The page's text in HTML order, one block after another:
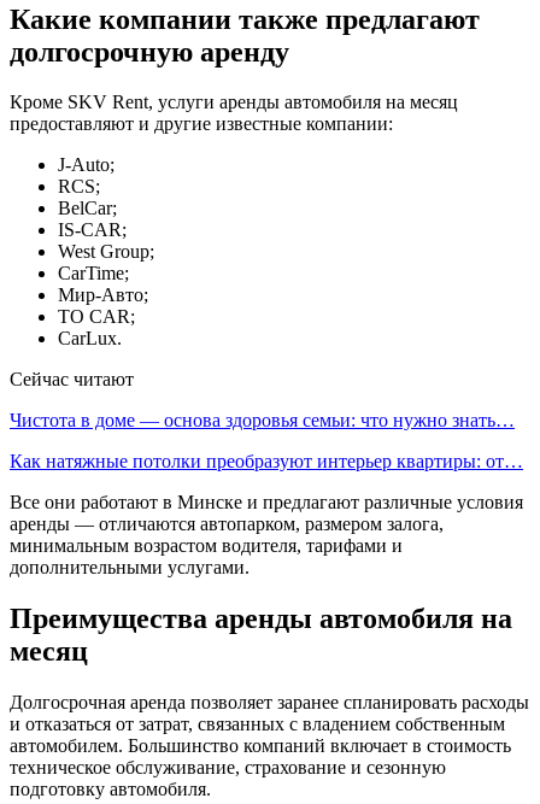
Какие компании также предлагают
долгосрочную аренду
Кроме SKV Rent, услуги аренды автомобиля на месяц
предоставляют и другие известные компании:
J-Auto;
RCS;
BelCar;
IS-CAR;
West Group;
CarTime;
Мир-Авто;
TO CAR;
CarLux.
Сейчас читают
Чистота в доме — основа здоровья семьи: что нужно знать…
Как натяжные потолки преобразуют интерьер квартиры: от…
Все они работают в Минске и предлагают различные условия
аренды — отличаются автопарком, размером залога,
минимальным возрастом водителя, тарифами и
дополнительными услугами.
Преимущества аренды автомобиля на
месяц
Долгосрочная аренда позволяет заранее спланировать расходы
и отказаться от затрат, связанных с владением собственным
автомобилем. Большинство компаний включает в стоимость
техническое обслуживание, страхование и сезонную
подготовку автомобиля.